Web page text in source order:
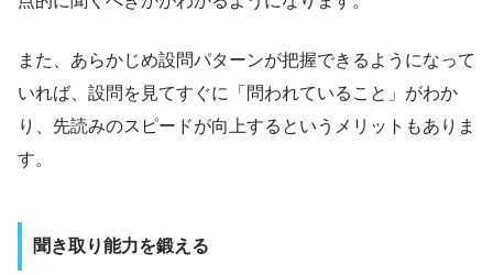
また、あらかじめ設問パターンが把握できるようになって
いれば、設問を見てすぐに「問われていること」がわか
り、先読みのスピードが向上するというメリットもありま
す。
聞き取り能力を鍛える